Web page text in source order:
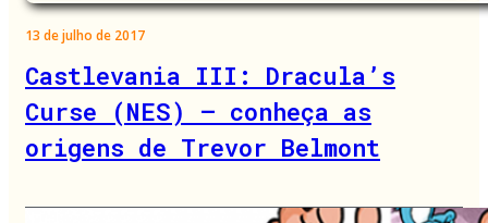
13 de julho de 2017
Castlevania III: Dracula’s
Curse (NES) – conheça as
origens de Trevor Belmont